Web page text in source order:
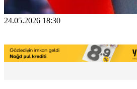
24.05.2026 18:30